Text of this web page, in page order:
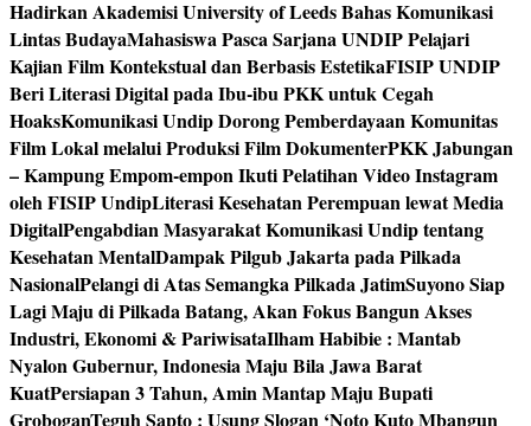
Hadirkan Akademisi University of Leeds Bahas Komunikasi
Lintas BudayaMahasiswa Pasca Sarjana UNDIP Pelajari
Kajian Film Kontekstual dan Berbasis EstetikaFISIP UNDIP
Beri Literasi Digital pada Ibu-ibu PKK untuk Cegah
HoaksKomunikasi Undip Dorong Pemberdayaan Komunitas
Film Lokal melalui Produksi Film DokumenterPKK Jabungan
– Kampung Empom-empon Ikuti Pelatihan Video Instagram
oleh FISIP UndipLiterasi Kesehatan Perempuan lewat Media
DigitalPengabdian Masyarakat Komunikasi Undip tentang
Kesehatan MentalDampak Pilgub Jakarta pada Pilkada
NasionalPelangi di Atas Semangka Pilkada JatimSuyono Siap
Lagi Maju di Pilkada Batang, Akan Fokus Bangun Akses
Industri, Ekonomi & PariwisataIlham Habibie : Mantab
Nyalon Gubernur, Indonesia Maju Bila Jawa Barat
KuatPersiapan 3 Tahun, Amin Mantap Maju Bupati
GroboganTeguh Sapto : Usung Slogan ‘Noto Kuto Mbangun